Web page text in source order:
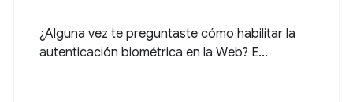
¿Alguna vez te preguntaste cómo habilitar la
autenticación biométrica en la Web? E...